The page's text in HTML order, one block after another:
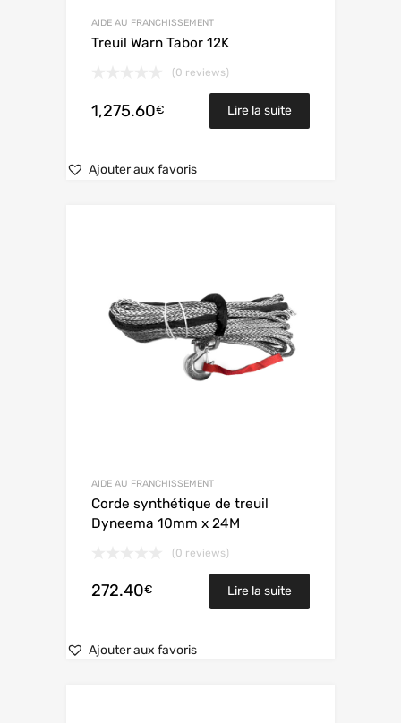
AIDE AU FRANCHISSEMENT
Treuil Warn Tabor 12K
(0 reviews)
1,275.60€ Lire la suite
Ajouter aux favoris
AIDE AU FRANCHISSEMENT
Corde synthétique de treuil
Dyneema 10mm x 24M
(0 reviews)
272.40€ Lire la suite
Ajouter aux favoris